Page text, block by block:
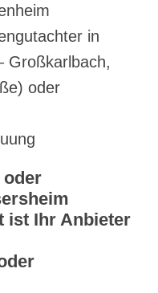
in
Großkarlbach,
oder
oder
ist Ihr Anbieter